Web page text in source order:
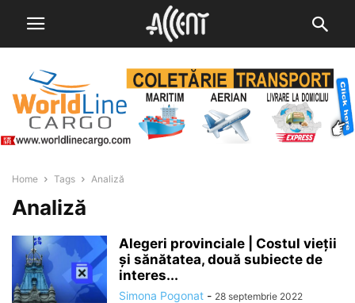
Home Tags Analiză
Analiză
Alegeri provinciale | Costul vieții
și sănătatea, două subiecte de
interes...
Simona Pogonat - 28 septembrie 2022